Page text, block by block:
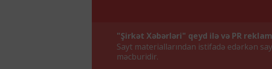
"Şirkət Xəbərləri" qeyd ilə və PR
Sayt materiallarından istifadə edərkən
məcburidir.